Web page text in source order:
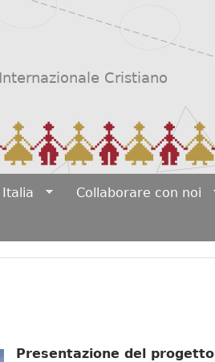
al contenuto
Cristiano
Collaborare con noi
Presentazione del progetto